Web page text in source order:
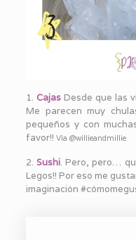
1. CajasDesde que las
Me parecen muy
pequeños y con
favor!! Vía @willieandmillie
2.Sushi. Pero, pero…
Legos!! Por eso me
imaginación